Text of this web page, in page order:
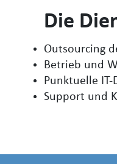
Die
Outsourcing
Betrieb und
Punktuelle
Support und